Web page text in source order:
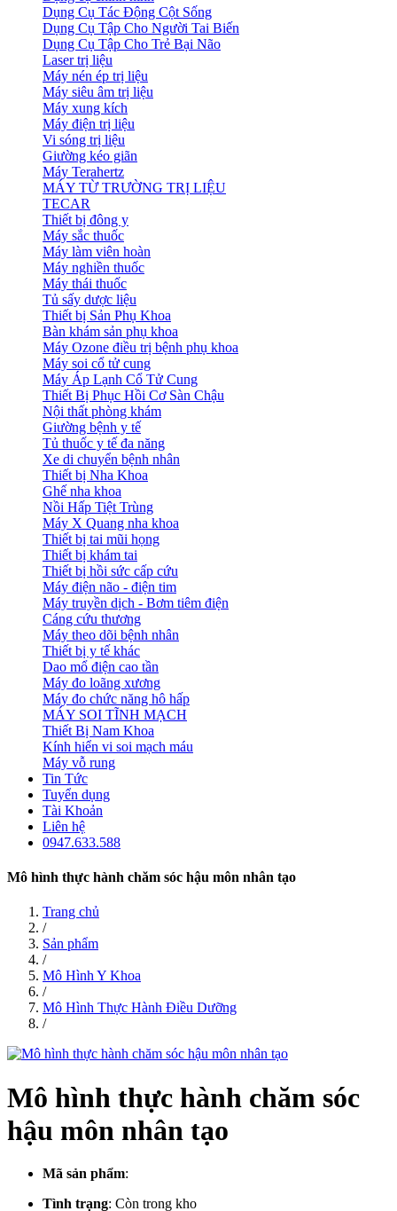
Dụng Cụ Tác Động Cột Sống
Dụng Cụ Tập Cho Người Tai Biến
Dụng Cụ Tập Cho Trẻ Bại Não
Laser trị liệu
Máy nén ép trị liệu
Máy siêu âm trị liệu
Máy xung kích
Máy điện trị liệu
Vi sóng trị liệu
Giường kéo giãn
Máy Terahertz
MÁY TỪ TRƯỜNG TRỊ LIỆU
TECAR
Thiết bị đông y
Máy sắc thuốc
Máy làm viên hoàn
Máy nghiền thuốc
Máy thái thuốc
Tủ sấy dược liệu
Thiết bị Sản Phụ Khoa
Bàn khám sản phụ khoa
Máy Ozone điều trị bệnh phụ khoa
Máy soi cổ tử cung
Máy Áp Lạnh Cổ Tử Cung
Thiết Bị Phục Hồi Cơ Sàn Chậu
Nội thất phòng khám
Giường bệnh y tế
Tủ thuốc y tế đa năng
Xe di chuyển bệnh nhân
Thiết bị Nha Khoa
Ghế nha khoa
Nồi Hấp Tiệt Trùng
Máy X Quang nha khoa
Thiết bị tai mũi họng
Thiết bị khám tai
Thiết bị hồi sức cấp cứu
Máy điện não - điện tim
Máy truyền dịch - Bơm tiêm điện
Cáng cứu thương
Máy theo dõi bệnh nhân
Thiết bị y tế khác
Dao mổ điện cao tần
Máy đo loãng xương
Máy đo chức năng hô hấp
MÁY SOI TĨNH MẠCH
Thiết Bị Nam Khoa
Kính hiển vi soi mạch máu
Máy vỗ rung
Tin Tức
Tuyển dụng
Tài Khoản
Liên hệ
0947.633.588
Mô hình thực hành chăm sóc hậu môn nhân tạo
Trang chủ
/
Sản phẩm
/
Mô Hình Y Khoa
/
Mô Hình Thực Hành Điều Dưỡng
/
Mô hình thực hành chăm sóc
hậu môn nhân tạo
Mã sản phẩm:
Tình trạng: Còn trong kho